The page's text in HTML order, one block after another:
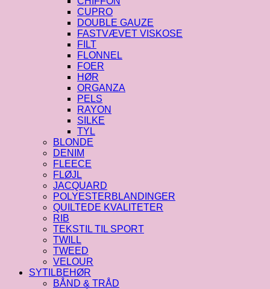
CUPRO
DOUBLE GAUZE
FASTVÆVET VISKOSE
FILT
FLONNEL
FOER
HØR
ORGANZA
PELS
RAYON
SILKE
TYL
BLONDE
DENIM
FLEECE
FLØJL
JACQUARD
POLYESTERBLANDINGER
QUILTEDE KVALITETER
RIB
TEKSTIL TIL SPORT
TWILL
TWEED
VELOUR
SYTILBEHØR
BÅND & TRÅD